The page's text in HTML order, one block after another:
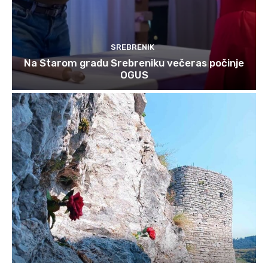
SREBRENIK
Na Starom gradu Srebreniku večeras počinje
OGUS